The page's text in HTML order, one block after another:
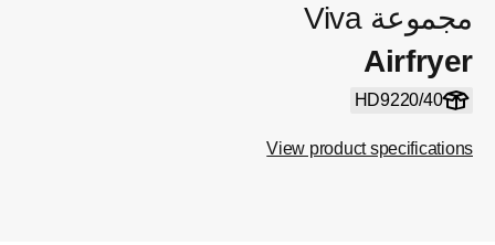
مجموعة Viva
Airfryer
HD9220/40
View product specifications